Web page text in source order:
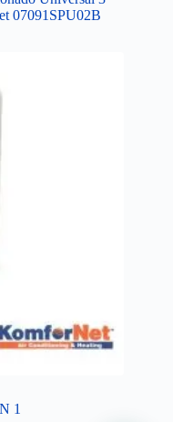
07091SPU02B
1